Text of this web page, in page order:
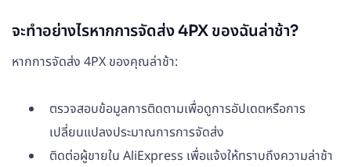
จะทำอย่างไรหากการจัดส่ง 4PX ของฉันล่าช้า?
หากการจัดส่ง 4PX ของคุณล่าช้า:
ตรวจสอบข้อมูลการติดตามเพื่อดูการอัปเดตหรือการ
เปลี่ยนแปลงประมาณการการจัดส่ง
ติดต่อผู้ขายใน AliExpress เพื่อแจ้งให้ทราบถึงความล่าช้า